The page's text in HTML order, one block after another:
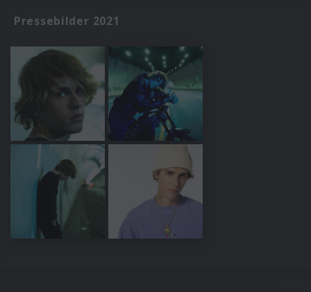
Pressebilder 2021